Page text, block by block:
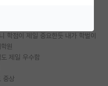
학점이 제일 중요한듯 내가 학벌이
원
제일 우수함
중상